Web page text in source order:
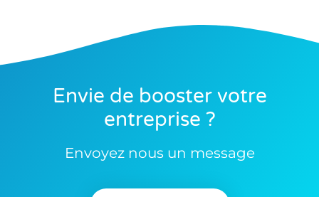
Envie de booster votre
entreprise ?
Envoyez nous un message